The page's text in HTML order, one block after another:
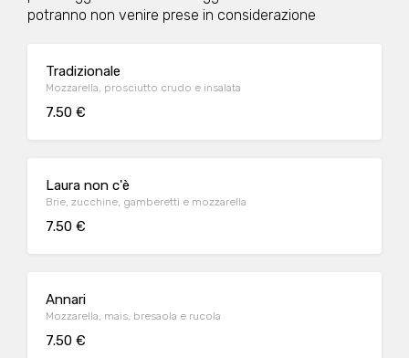
potranno non venire prese in considerazione
Tradizionale
Mozzarella, prosciutto crudo e insalata
7.50 €
Laura non c'è
Brie, zucchine, gamberetti e mozzarella
7.50 €
Annari
Mozzarella, mais, bresaola e rucola
7.50 €